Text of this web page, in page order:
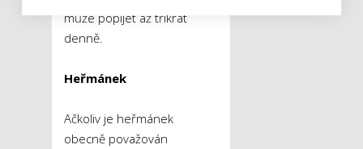
může popíjet až třikrát
denně.
Heřmánek
Ačkoliv je heřmánek
obecně považován